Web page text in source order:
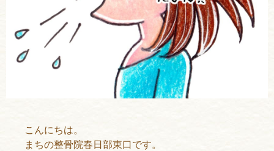
こんにちは。
まちの整骨院春日部東口です。